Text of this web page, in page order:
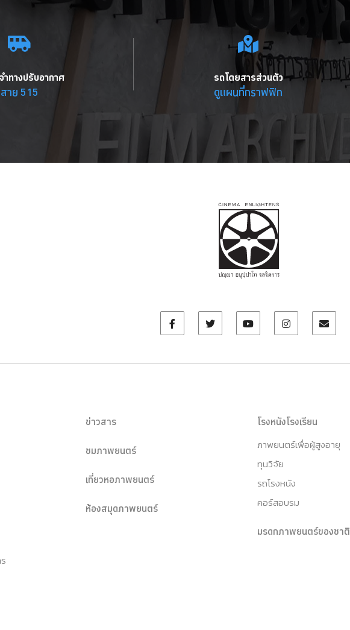
ำทางปรับอากาศ
สาย 515
รถโดยสารส่วนตัว
ดูแผนที่กราฟฟิก
ข่าวสาร
ชมภาพยนตร์
เที่ยวหอภาพยนตร์
ห้องสมุดภาพยนตร์
โรงหนังโรงเรียน
ภาพยนตร์เพื่อผู้สูงอายุ
ทุนวิจัย
รถโรงหนัง
คอร์สอบรม
มรดกภาพยนตร์ของชาติ